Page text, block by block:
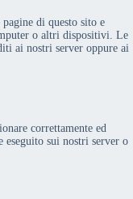
di questo sito e
o altri dispositivi. Le
ai nostri server oppure ai
correttamente ed
eseguito sui nostri server o